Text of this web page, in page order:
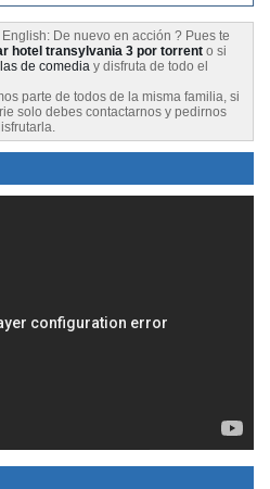
De nuevo en acción ? Pues te
hotel transylvania 3 por torrent o si
de comedia y disfruta de todo el
parte de todos de la misma familia, si
solo debes contactarnos y pedirnos